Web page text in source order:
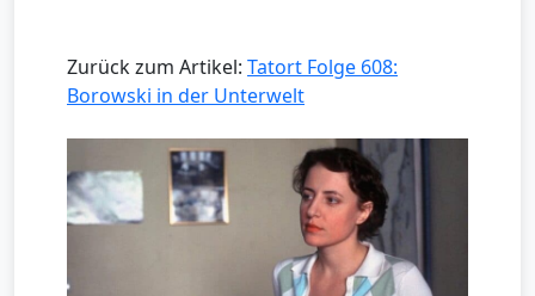
Zurück zum Artikel: Tatort Folge 608:
Borowski in der Unterwelt